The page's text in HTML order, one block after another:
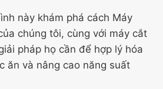
này khám phá cách Máy
chúng tôi, cùng với máy cắt
pháp họ cần để hợp lý hóa
ăn và nâng cao năng suất